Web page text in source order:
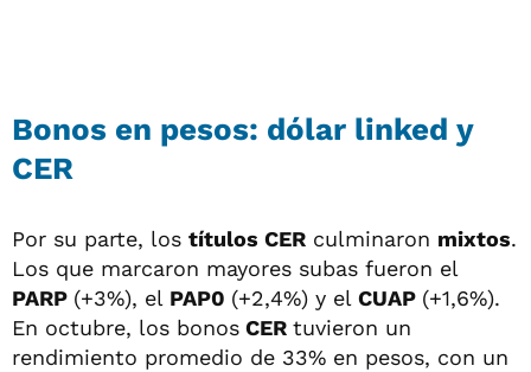
Bonos en pesos: dólar linked y
CER
Por su parte, los títulos CER culminaron mixtos.
Los que marcaron mayores subas fueron el
PARP (+3%), el PAP0 (+2,4%) y el CUAP (+1,6%).
En octubre, los bonos CER tuvieron un
rendimiento promedio de 33% en pesos, con un